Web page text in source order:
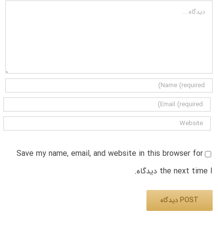
دیدگاه
Save my name, email, and website in this browser for
the next time I دیدگاه.